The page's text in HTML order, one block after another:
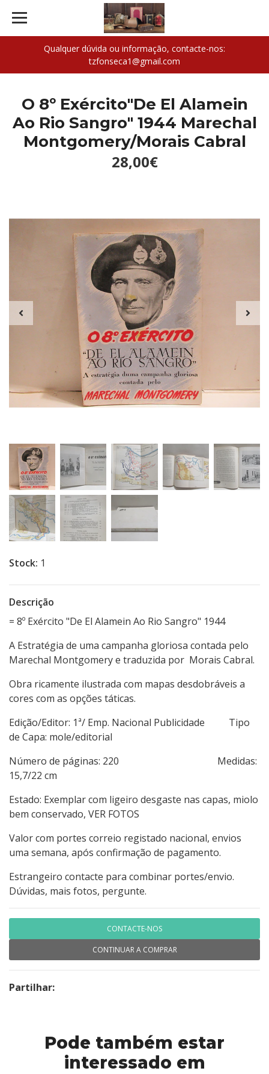
Qualquer dúvida ou informação, contacte-nos:
tzfonseca1@gmail.com
O 8º Exército"De El Alamein
Ao Rio Sangro" 1944 Marechal
Montgomery/Morais Cabral
28,00€
Stock: 1
Descrição
= 8º Exército "De El Alamein Ao Rio Sangro" 1944
A Estratégia de uma campanha gloriosa contada pelo
Marechal Montgomery e traduzida por Morais Cabral.
Obra ricamente ilustrada com mapas desdobráveis a
cores com as opções táticas.
Edição/Editor: 1ª/ Emp. Nacional Publicidade Tipo
de Capa: mole/editorial
Número de páginas: 220 Medidas:
15,7/22 cm
Estado: Exemplar com ligeiro desgaste nas capas, miolo
bem conservado, VER FOTOS
Valor com portes correio registado nacional, envios
uma semana, após confirmação de pagamento.
Estrangeiro contacte para combinar portes/envio.
Dúvidas, mais fotos, pergunte.
CONTACTE-NOS
CONTINUAR A COMPRAR
Partilhar:
Pode também estar
interessado em